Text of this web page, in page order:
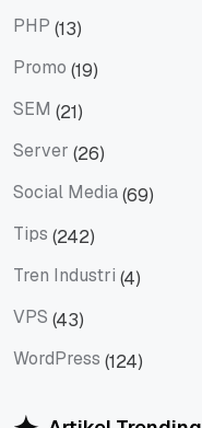
PHP (13)
Promo (19)
SEM (21)
Server (26)
Social Media(69)
Tips (242)
Tren Industri (4)
VPS (43)
WordPress (124)